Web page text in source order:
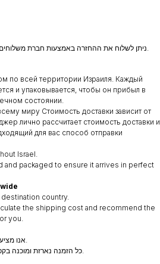
ניתן לשלוח את ההחזרה באמצעות חברת משלוחים או להביא באופן אישי לנקודת איסוף.
по всей территории Израиля. Каждый
и упаковывается, чтобы он прибыл в
состоянии.
миру Стоимость доставки зависит от
лично рассчитает стоимость доставки и
для вас способ отправки
Israel.
and packaged to ensure it arrives in perfect
country.
the shipping cost and recommend the
you.
אנו מציעים משלוח עד הבית בכל רחבי ישראל.
כל הזמנה נארזת ומוכנה בקפידה כדי שתגיע אליכם במצב מושלם.